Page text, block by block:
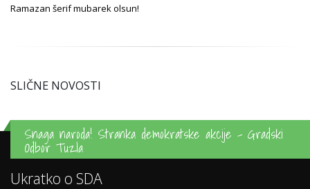
Ramazan šerif mubarek olsun!
SLIČNE NOVOSTI
Snaga naroda! Stranka demokratske akcije - Gradski
Odbor Tuzla
Ukratko o SDA